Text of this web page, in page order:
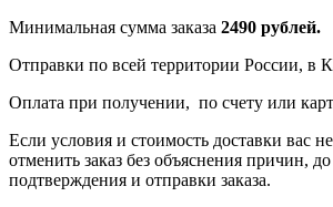
Минимальная сумма заказа 2490 рублей.
Отправки по всей территории России, в
Оплата при получении, по счету или
Если условия и стоимость доставки вас
отменить заказ без объяснения причин,
подтверждения и отправки заказа.